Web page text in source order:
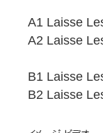
A1 Laisse
A2 Laisse
B1 Laisse
B2 Laisse